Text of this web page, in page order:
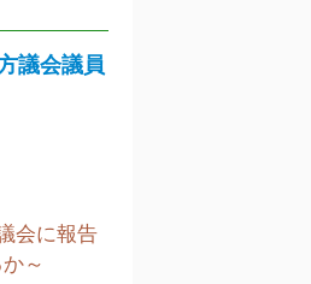
議会議員
会に報告
～